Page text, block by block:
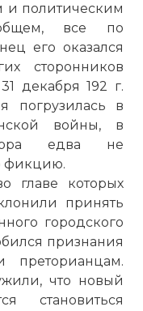
и политическим
все по
его оказался
сторонников
декабря 192 г.
погрузилась в
войны, в
едва не
фикцию.
главе которых
принять
городского
признания
преторианцам.
что новый
становиться